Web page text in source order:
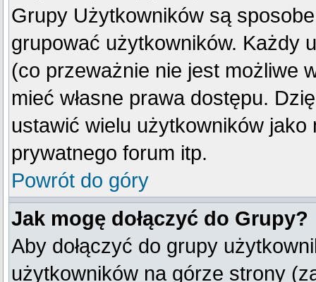
Grupy Użytkowników są
grupować użytkowników. Każdy
(co przeważnie nie jest możliwe
mieć własne prawa dostępu.
ustawić wielu użytkowników
prywatnego forum itp.
Powrót do góry
Jak mogę dołączyć do Grupy?
Aby dołączyć do grupy
użytkowników na górze strony